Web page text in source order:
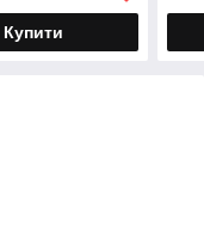
Купити